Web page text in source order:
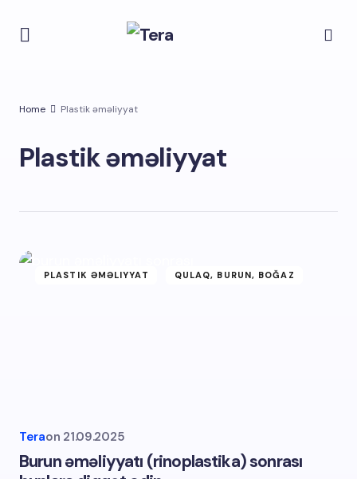
Home Plastik əməliyyat
Plastik əməliyyat
PLASTIK ƏMƏLIYYAT QULAQ, BURUN, BOĞAZ
Teraon 21.09.2025
Burun əməliyyatı (rinoplastika) sonrası